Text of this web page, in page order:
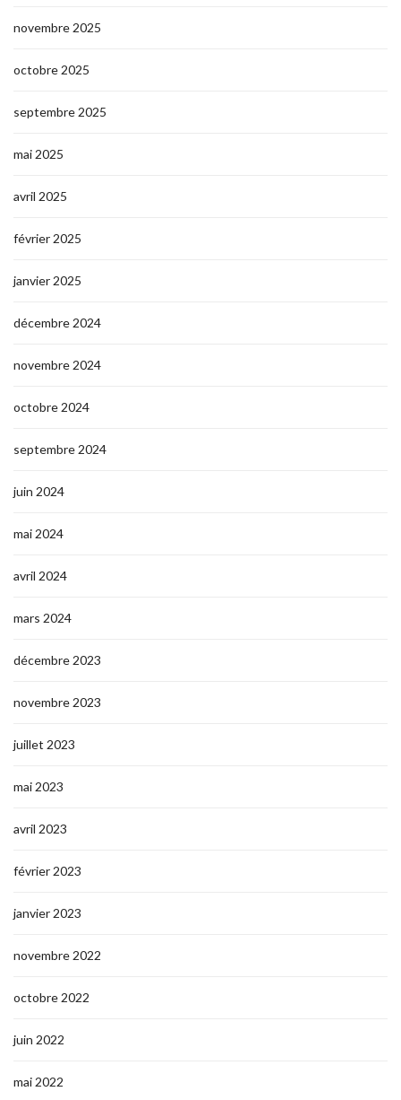
novembre 2025
octobre 2025
septembre 2025
mai 2025
avril 2025
février 2025
janvier 2025
décembre 2024
novembre 2024
octobre 2024
septembre 2024
juin 2024
mai 2024
avril 2024
mars 2024
décembre 2023
novembre 2023
juillet 2023
mai 2023
avril 2023
février 2023
janvier 2023
novembre 2022
octobre 2022
juin 2022
mai 2022